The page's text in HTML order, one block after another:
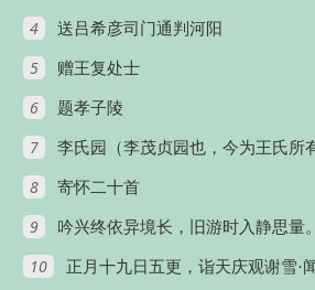
4 送吕希彦司门通判河阳
5 赠王复处士
6 题孝子陵
7 李氏园（李茂贞园也，今为王氏所有
8 寄怀二十首
9 吟兴终依异境长，旧游时入静思量。
10 正月十九日五更，诣天庆观谢雪·